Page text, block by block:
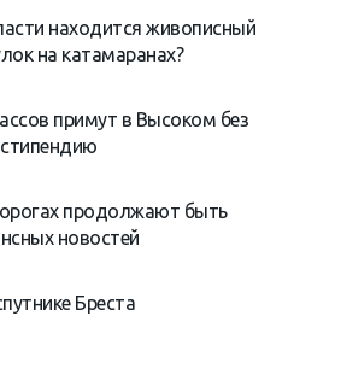
находится живописный
на катамаранах?
примут в Высоком без
продолжают быть
новостей
Бреста